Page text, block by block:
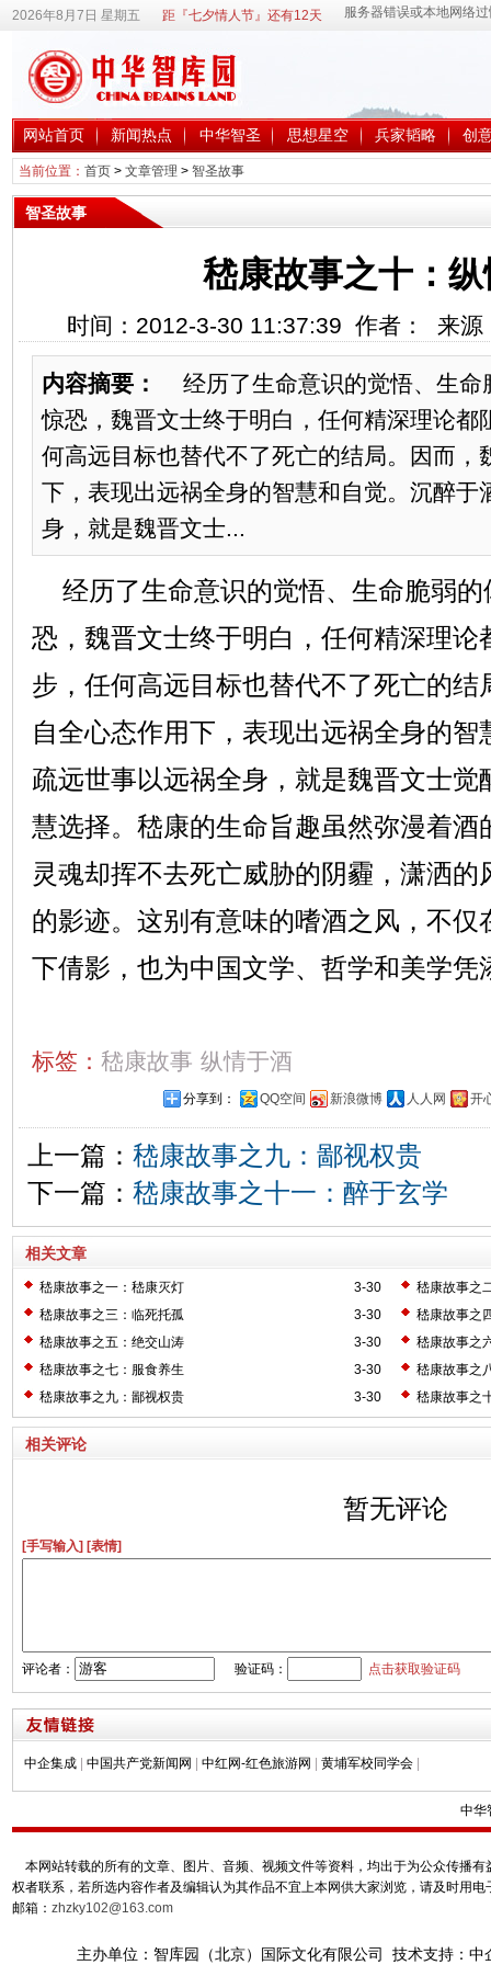
2026年8月7日 星期五 距『七夕情人节』还有12天
网站首页 新闻热点 中华智圣 思想星空 兵家韬略 创
当前位置： 首页> 文章管理 > 智圣故事
智圣故事
嵇康故事之十：
时间：2012-3-30 11:37:39 作者： 来
内容摘要：
经历了生命意识的觉悟、生命
惊恐，魏晋文士终于明白，任何精深理论都
何高远目标也替代不了死亡的结局。因而，
下，表现出远祸全身的智慧和自觉。沉醉于
身，就是魏晋文士...
经历了生命意识的觉悟、生命脆弱的
恐，魏晋文士终于明白，任何精深理论
步，任何高远目标也替代不了死亡的结
自全心态作用下，表现出远祸全身的
疏远世事以远祸全身，就是魏晋文士觉
慧选择。嵇康的生命旨趣虽然弥漫着酒
灵魂却挥不去死亡威胁的阴霾，潇洒
的影迹。这别有意味的嗜酒之风，不仅
下倩影，也为中国文学、哲学和美学凭
标签： 嵇康故事 纵情于酒
分享到： QQ空间 新浪微博 人人网 开
上一篇： 嵇康故事之九：鄙视权贵
下一篇： 嵇康故事之十一：醉于玄学
相关文章
3-30
嵇康故事之一：嵇康灭灯
嵇康故事之
3-30
嵇康故事之三：临死托孤
嵇康故事之
3-30
嵇康故事之五：绝交山涛
嵇康故事之
3-30
嵇康故事之七：服食养生
嵇康故事之
3-30
嵇康故事之九：鄙视权贵 嵇康故事之
相关评论
暂无评论
[手写输入] [表情]
评论者： 验证码： 点击获取验证码
中企集成 中国共产党新闻网 中红网-红色旅游网 黄埔军校同学会
中华
本网站转载的所有的文章、图片、音频、视频文件等资料，均出于为公众传播
权者联系，若所选内容作者及编辑认为其作品不宜上本网供大家浏览，请及时用
邮箱： zhzky102@163.com
主办单位：智库园（北京）国际文化有限公司 技术支持：